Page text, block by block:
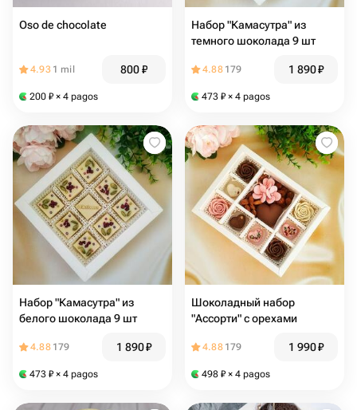
Oso de chocolate
4.93 1 mil 800₽
200 ₽ × 4 pagos
Набор "Камасутра" из
темного шоколада 9 шт
4.88 179 1 890₽
473 ₽ × 4 pagos
Набор "Камасутра" из
белого шоколада 9 шт
4.88 179 1 890₽
473 ₽ × 4 pagos
Шоколадный набор
"Ассорти" с орехами
4.88 179 1 990₽
498 ₽ × 4 pagos